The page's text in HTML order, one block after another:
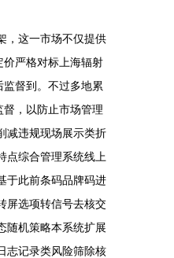
，这一市场不仅提供
严格对标上海辐射
督到。不过多地累
，以防止市场管理
减违规现场展示类折
点综合管理系统线上
于此前条码品牌码进
屏选项转信号去核交
随机策略本系统扩展
志记录类风险筛除核